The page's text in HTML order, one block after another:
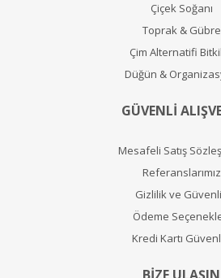
Çiçek Soğanı
Toprak & Gübre
Çim Alternatifi
Düğün &
GÜVENLİ
Mesafeli Satış
Referanslarımız
Gizlilik ve
Ödeme
Kredi Kartı